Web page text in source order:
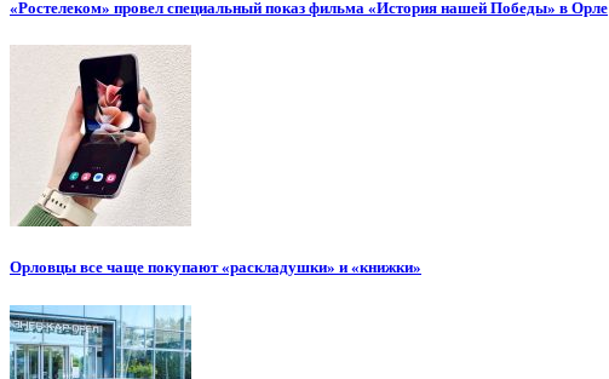
«Ростелеком» провел специальный показ фильма «История нашей Победы» в Орле
Орловцы все чаще покупают «раскладушки» и «книжки»